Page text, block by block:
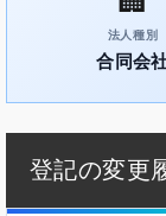
法人種別
合同会
登記の変更